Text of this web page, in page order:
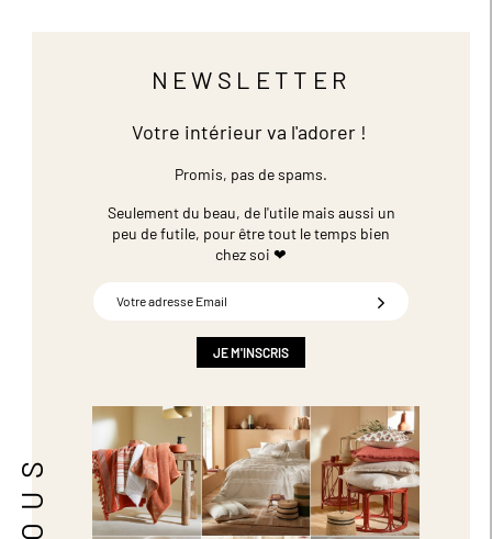
NEWSLETTER
Votre intérieur va l'adorer !
Promis, pas de spams.
Seulement du beau, de l'utile mais aussi un
peu de futile, pour être tout le temps bien
chez soi ❤
JE M'INSCRIS